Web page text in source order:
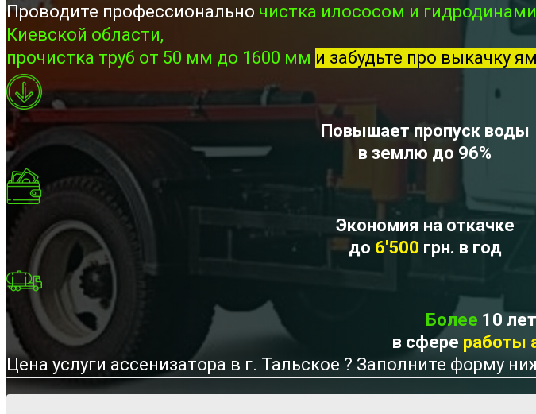
Проводите профессионально чистка илососом и
Киевской области,
прочистка труб от 50 мм до 1600 мм и забудьте про выкачку
Повышает пропуск воды
в землю до 96%
Экономия на откачке
до 6'500 грн. в год
Более 10
в сфере работы
Цена услуги ассенизатора в г. Тальское ? Заполните форму